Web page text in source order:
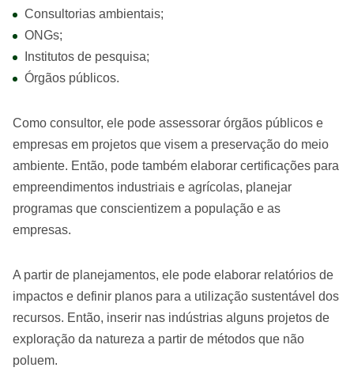
Consultorias ambientais;
ONGs;
Institutos de pesquisa;
Órgãos públicos.
Como consultor, ele pode assessorar órgãos públicos e
empresas em projetos que visem a preservação do meio
ambiente. Então, pode também elaborar certificações para
empreendimentos industriais e agrícolas, planejar
programas que conscientizem a população e as
empresas.
A partir de planejamentos, ele pode elaborar relatórios de
impactos e definir planos para a utilização sustentável dos
recursos. Então, inserir nas indústrias alguns projetos de
exploração da natureza a partir de métodos que não
poluem.